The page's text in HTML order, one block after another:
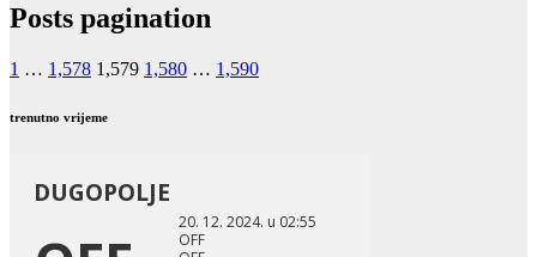
Posts pagination
1 … 1,578 1,579 1,580 … 1,590
trenutno vrijeme